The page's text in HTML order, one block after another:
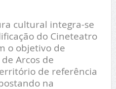
cultural integra-se
do Cineteatro
o objetivo de
Arcos de
de referência
na